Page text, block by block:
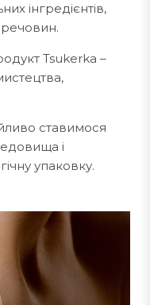
інгредієнтів,
речовин.
Tsukerka –
ставимося
і
упаковку.